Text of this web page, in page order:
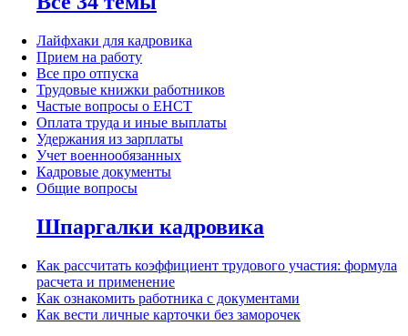
Лайфхаки для кадровика
Прием на работу
Все про отпуска
Трудовые книжки работников
Частые вопросы о ЕНСТ
Оплата труда и иные выплаты
Удержания из зарплаты
Учет военнообязанных
Кадровые документы
Общие вопросы
Шпаргалки кадровика
Как рассчитать коэффициент трудового участия: формула
расчета и применение
Как ознакомить работника с документами
Как вести личные карточки без заморочек